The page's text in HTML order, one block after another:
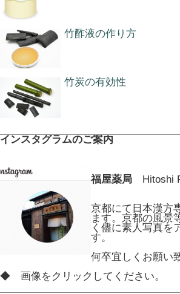
竹酢液の作り方
竹炭の有効性
インスタグラムのご案内
福屋薬局 Hitoshi
京都にて日本漢方
ます。京都の風景
く儘に素人写真を
す。
何卒宜しくお願い
◆ 画像をクリックしてください。